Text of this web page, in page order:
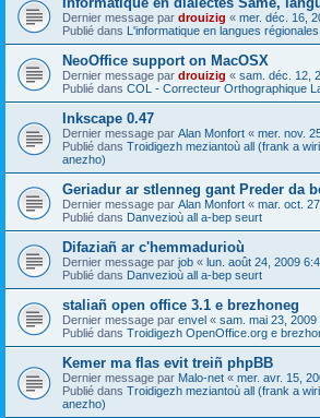
Dernier message par drouizig « mer. déc. 16,
Publié dans L'informatique en langues
NeoOffice support on MacOSX
Dernier message par drouizig « sam. déc. 12,
Publié dans COL - Correcteur Orthographique
Inkscape 0.47
Dernier message par Alan Monfort « mer. nov.
Publié dans Troidigezh meziantoù all (frank a
anezho)
Geriadur ar stlenneg gant Preder da
Dernier message par Alan Monfort « mar. oct.
Publié dans Danvezioù all a-bep seurt
Difaziañ ar c'hemmadurioù
Dernier message par job « lun. août 24, 2009
Publié dans Danvezioù all a-bep seurt
staliañ open office 3.1 e brezhoneg
Dernier message par envel « sam. mai 23, 2009
Publié dans Troidigezh OpenOffice.org e
Kemer ma flas evit treiñ phpBB
Dernier message par Malo-net « mer. avr. 15,
Publié dans Troidigezh meziantoù all (frank a
anezho)